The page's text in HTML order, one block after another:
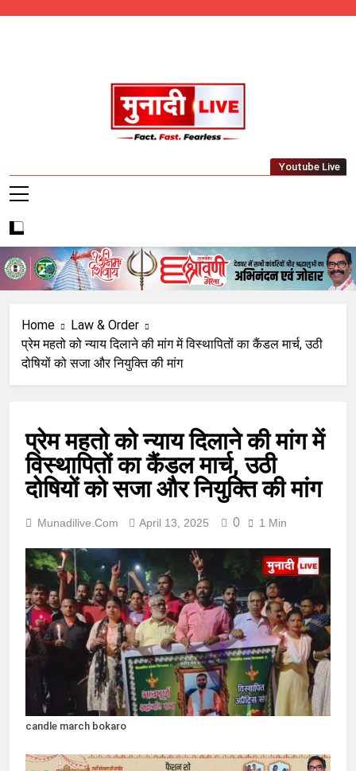
Munadi Live – Jharkhand's Leading Local
Youtube Live
Home
Law & Order
प्रेम महतो को न्याय दिलाने की मांग में विस्थापितों का कैंडल मार्च, उठी
दोषियों को सजा और नियुक्ति की मांग
प्रेम महतो को न्याय दिलाने की मांग में
विस्थापितों का कैंडल मार्च, उठी
दोषियों को सजा और नियुक्ति की मांग
Munadilive.com April 13, 2025 0 1 Min
candle march bokaro